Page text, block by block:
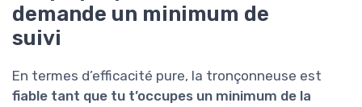
demande un minimum de
suivi
En termes d’efficacité pure, la tronçonneuse est
fiable tant que tu t’occupes un minimum de la